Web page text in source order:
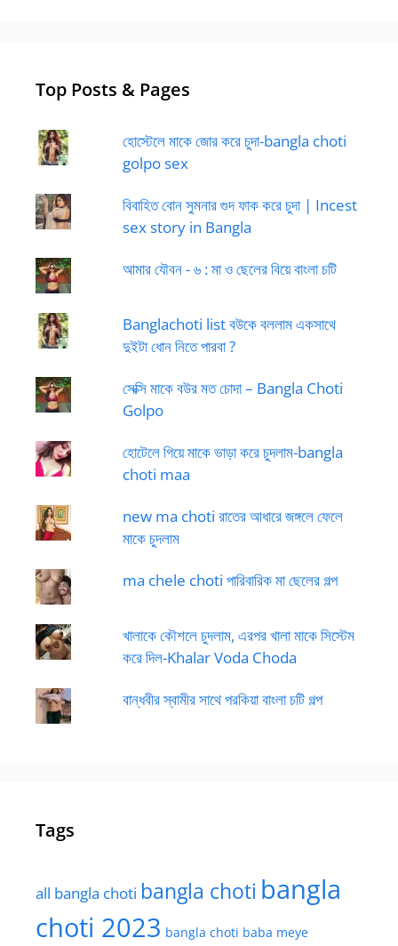
Top Posts & Pages
হোস্টেলে মাকে জোর করে চুদা-bangla choti
golpo sex
বিবাহিত বোন সুমনার গুদ ফাক করে চুদা | Incest
sex story in Bangla
আমার যৌবন - ৬ : মা ও ছেলের বিয়ে বাংলা চটি
Banglachoti list বউকে বললাম একসাথে
দুইটা ধোন নিতে পারবা ?
সেক্সি মাকে বউর মত চোদা – Bangla Choti
Golpo
হোটেলে গিয়ে মাকে ভাড়া করে চুদলাম-bangla
choti maa
new ma choti রাতের আধারে জঙ্গলে ফেলে
মাকে চুদলাম
ma chele choti পারিবারিক মা ছেলের গল্প
খালাকে কৌশলে চুদলাম, এরপর খালা মাকে সিস্টেম
করে দিল-Khalar Voda Choda
বান্ধবীর স্বামীর সাথে পরকিয়া বাংলা চটি গল্প
Tags
all bangla choti bangla choti bangla
choti 2023 bangla choti baba meye